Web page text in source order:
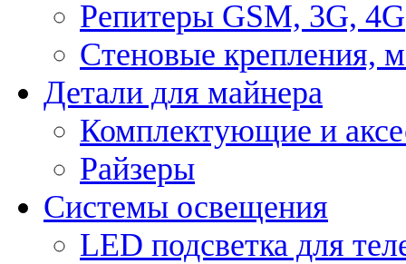
Репитеры GSM, 3G, 4G
Стеновые крепления,
Детали для майнера
Комплектующие и
Райзеры
Системы освещения
LED подсветка для